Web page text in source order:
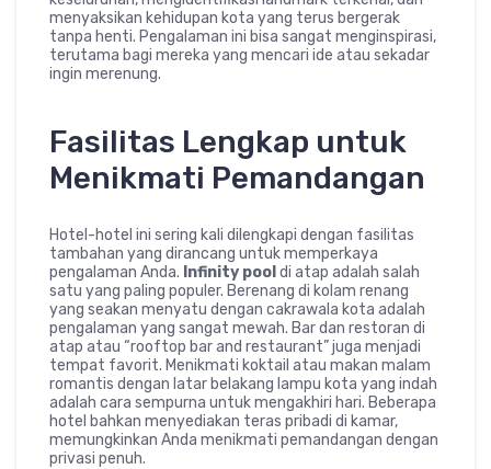
menyaksikan kehidupan kota yang terus bergerak
tanpa henti. Pengalaman ini bisa sangat menginspirasi,
terutama bagi mereka yang mencari ide atau sekadar
ingin merenung.
Fasilitas Lengkap untuk
Menikmati Pemandangan
Hotel-hotel ini sering kali dilengkapi dengan fasilitas
tambahan yang dirancang untuk memperkaya
pengalaman Anda. Infinity pool di atap adalah salah
satu yang paling populer. Berenang di kolam renang
yang seakan menyatu dengan cakrawala kota adalah
pengalaman yang sangat mewah. Bar dan restoran di
atap atau “rooftop bar and restaurant” juga menjadi
tempat favorit. Menikmati koktail atau makan malam
romantis dengan latar belakang lampu kota yang indah
adalah cara sempurna untuk mengakhiri hari. Beberapa
hotel bahkan menyediakan teras pribadi di kamar,
memungkinkan Anda menikmati pemandangan dengan
privasi penuh.